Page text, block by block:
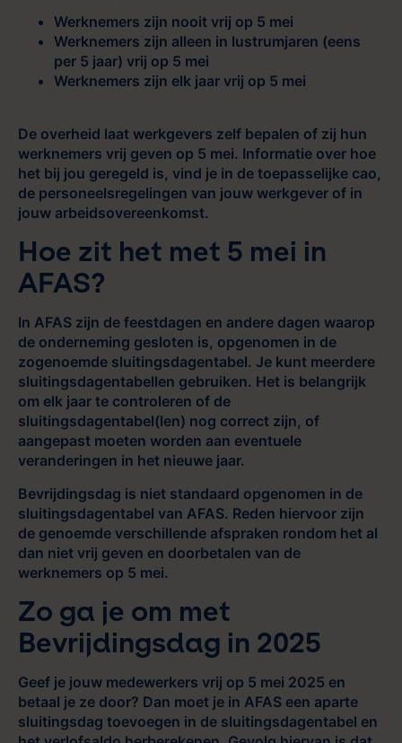
Werknemers zijn nooit vrij op 5 mei
Werknemers zijn alleen in lustrumjaren (eens
per 5 jaar) vrij op 5 mei
Werknemers zijn elk jaar vrij op 5 mei
De overheid laat werkgevers zelf bepalen of zij hun
werknemers vrij geven op 5 mei. Informatie over hoe
het bij jou geregeld is, vind je in de toepasselijke cao,
de personeelsregelingen van jouw werkgever of in
jouw arbeidsovereenkomst.
Hoe zit het met 5 mei in
AFAS?
In AFAS zijn de feestdagen en andere dagen waarop
de onderneming gesloten is, opgenomen in de
zogenoemde sluitingsdagentabel. Je kunt meerdere
sluitingsdagentabellen gebruiken. Het is belangrijk
om elk jaar te controleren of de
sluitingsdagentabel(len) nog correct zijn, of
aangepast moeten worden aan eventuele
veranderingen in het nieuwe jaar.
Bevrijdingsdag is niet standaard opgenomen in de
sluitingsdagentabel van AFAS. Reden hiervoor zijn
de genoemde verschillende afspraken rondom het al
dan niet vrij geven en doorbetalen van de
werknemers op 5 mei.
Zo ga je om met
Bevrijdingsdag in 2025
Geef je jouw medewerkers vrij op 5 mei 2025 en
betaal je ze door? Dan moet je in AFAS een aparte
sluitingsdag toevoegen in de sluitingsdagentabel en